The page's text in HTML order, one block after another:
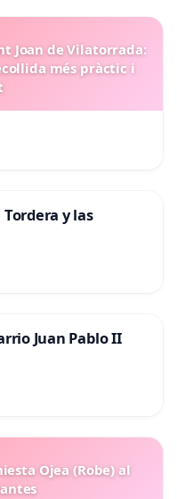
Joan de Vilatorrada:
més pràctic i
y las
Juan Pablo II
Ojea (Robe) al